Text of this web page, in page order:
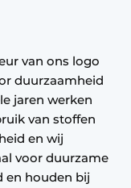
van ons logo
duurzaamheid
jaren werken
van stoffen
en wij
voor duurzame
en houden bij